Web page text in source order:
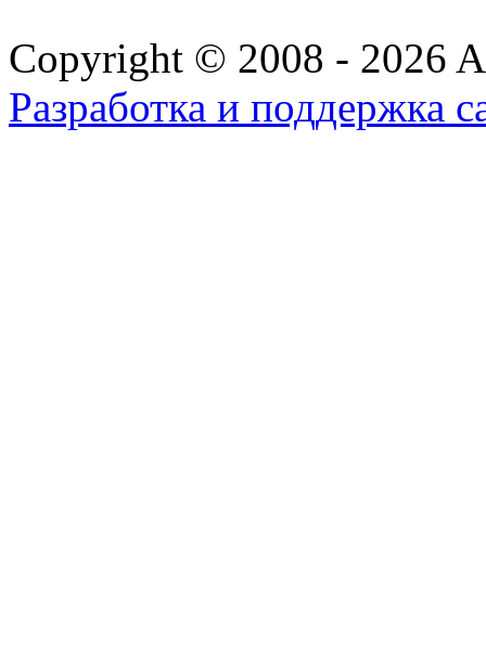
Copyright © 2008 - 2026
Разработка и поддержка